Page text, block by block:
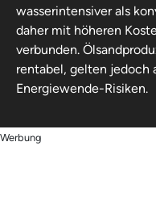
wasserintensiver als
daher mit höheren
verbunden.
rentabel, gelten jedoch
Energiewende-Risiken.
Werbung